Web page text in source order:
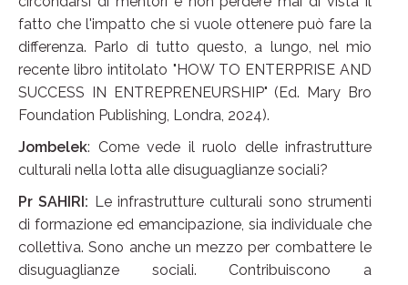
fatto che l'impatto che si vuole ottenere può fare la
differenza. Parlo di tutto questo, a lungo, nel mio
recente libro intitolato "HOW TO ENTERPRISE AND
SUCCESS IN ENTREPRENEURSHIP" (Ed. Mary Bro
Foundation Publishing, Londra, 2024).
Jombelek: Come vede il ruolo delle infrastrutture
culturali nella lotta alle disuguaglianze sociali?
Pr SAHIRI: Le infrastrutture culturali sono strumenti
di formazione ed emancipazione, sia individuale che
collettiva. Sono anche un mezzo per combattere le
disuguaglianze sociali. Contribuiscono a